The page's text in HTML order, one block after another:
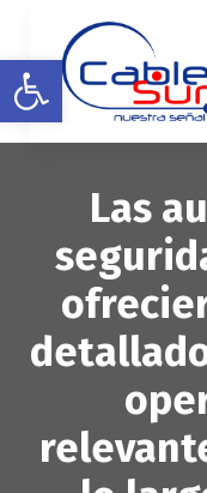
Abrir barra
l
a
r
Las